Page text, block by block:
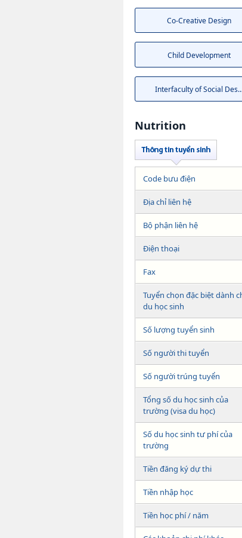
Co-Creative Design
Child Development
Interfaculty of Social
Nutrition
Code bưu điện
Địa chỉ liên hệ
Bộ phận liên hệ
Điện thoại
Fax
Tuyển chọn đặc biệt dành
du học sinh
Số lượng tuyển sinh
Số người thi tuyển
Số người trúng tuyển
Tổng số du học sinh của
trường (visa du học)
Số du học sinh tư phí của
trường
Tiền đăng ký dự thi
Tiền nhập học
Tiền học phí / năm